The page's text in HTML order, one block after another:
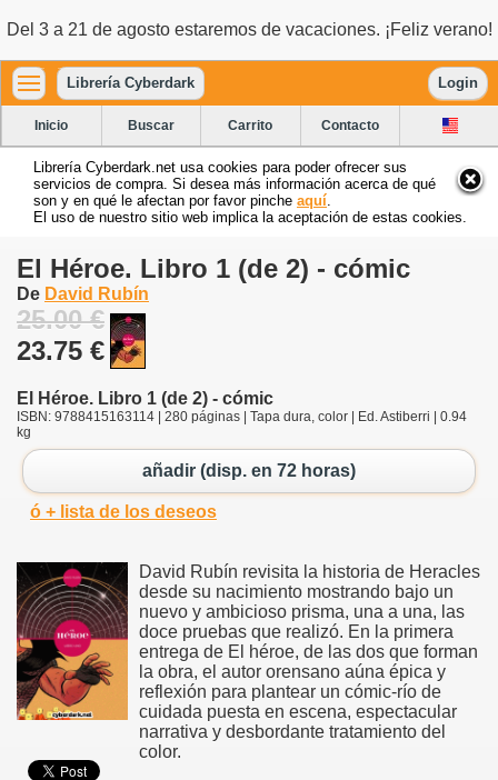
Del 3 a 21 de agosto estaremos de vacaciones. ¡Feliz verano!
Librería Cyberdark Login
Inicio Buscar Carrito Contacto
Librería Cyberdark.net usa cookies para poder ofrecer sus
servicios de compra. Si desea más información acerca de qué
son y en qué le afectan por favor pinche aquí
El uso de nuestro sitio web implica la aceptación de estas cookies.
El Héroe. Libro 1 (de 2) - cómic
De David Rubín
25.00 €
23.75 €
El Héroe. Libro 1 (de 2) - cómic
ISBN: 9788415163114 | 280 páginas | Tapa dura, color | Ed. Astiberri | 0.94
kg
añadir (disp. en 72 horas)
ó + lista de los deseos
David Rubín revisita la historia de Heracles
desde su nacimiento mostrando bajo un
nuevo y ambicioso prisma, una a una, las
doce pruebas que realizó. En la primera
entrega de El héroe, de las dos que forman
la obra, el autor orensano aúna épica y
reflexión para plantear un cómic-río de
cuidada puesta en escena, espectacular
narrativa y desbordante tratamiento del
color.